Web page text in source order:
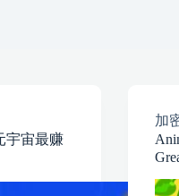
宇宙最赚
加